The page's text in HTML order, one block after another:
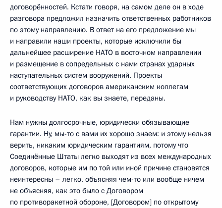
договорённостей. Кстати говоря, на самом деле он в ходе
разговора предложил назначить ответственных работников
по этому направлению. В ответ на его предложение мы
и направили наши проекты, которые исключили бы
дальнейшее расширение НАТО в восточном направлении
и размещение в сопредельных с нами странах ударных
наступательных систем вооружений. Проекты
соответствующих договоров американским коллегам
и руководству НАТО, как вы знаете, переданы.
Нам нужны долгосрочные, юридически обязывающие
гарантии. Ну, мы-то с вами их хорошо знаем: и этому нельзя
верить, никаким юридическим гарантиям, потому что
Соединённые Штаты легко выходят из всех международных
договоров, которые им по той или иной причине становятся
неинтересны – легко, объясняя чем-то или вообще ничем
не объясняя, как это было с Договором
по противоракетной обороне, [Договором] по открытому